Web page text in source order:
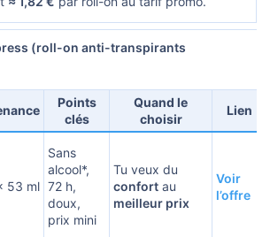
(roll-on anti-transpirants
Points
clés
Quand le
choisir
Lien
53 ml​
Sans
alcool*,
72 h,
doux,
prix mini
Tu veux du
confort au
meilleur prix
Voir
l’offre